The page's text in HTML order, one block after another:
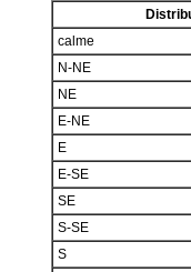
calme
N-NE
NE
E-NE
E
E-SE
SE
S-SE
S